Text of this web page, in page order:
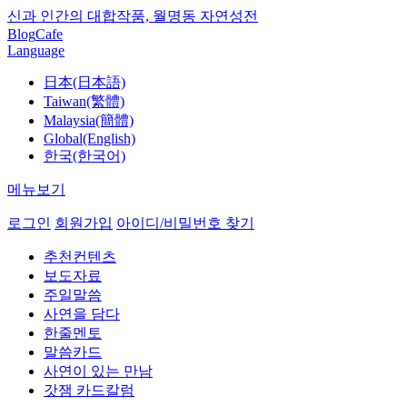
신과 인간의 대합작품, 월명동 자연성전
BlogCafe
Language
日本(日本語)
Taiwan(繁體)
Malaysia(簡體)
Global(English)
한국(한국어)
메뉴보기
로그인 회원가입 아이디/비밀번호 찾기
추천컨텐츠
보도자료
주일말씀
사연을 담다
한줄멘토
말씀카드
사연이 있는 만남
갓잼 카드칼럼